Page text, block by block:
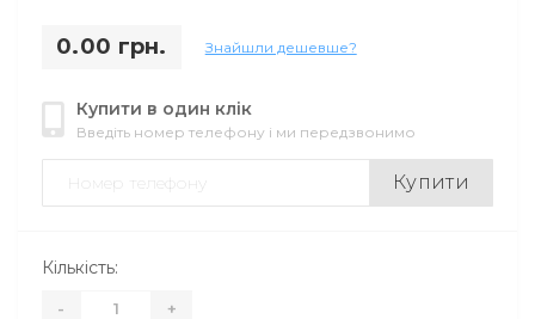
0.00 грн. Знайшли дешевше?
Купити в один клік
Введіть номер телефону і ми передзвонимо
Купити
Кількість:
- +